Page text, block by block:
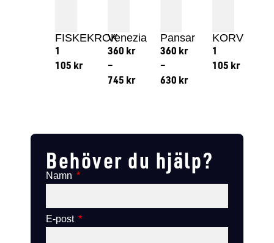
FISKEKROK
1
105 kr
Venezia
360 kr
–
745 kr
Pansar
360 kr
–
630 kr
KORV
1
105 kr
Behöver du hjälp?
Namn
E-post